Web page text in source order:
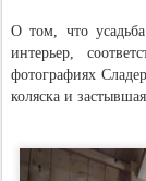
О том, что
интерьер,
фотографиях
коляска и